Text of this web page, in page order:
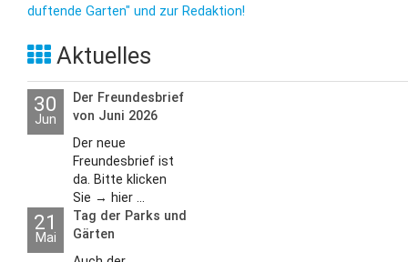
duftende Garten" und zur Redaktion!
Aktuelles
30
Jun
Der Freundesbrief
von Juni 2026
Der neue
Freundesbrief ist
da. Bitte klicken
Sie → hier ...
21
Mai
Tag der Parks und
Gärten